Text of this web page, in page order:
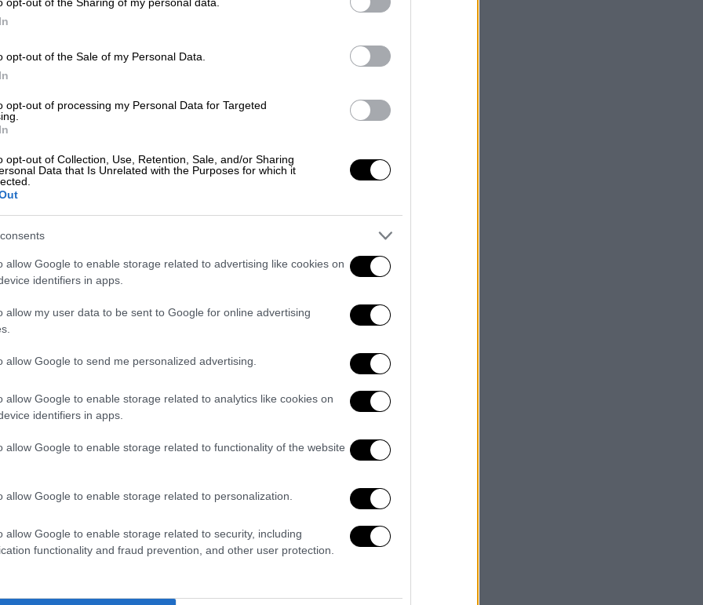
opt-out of the Sale of my Personal Data.
opt-out of processing my Personal Data for Targeted
opt-out of Collection, Use, Retention, Sale, and/or Sharing
Data that Is Unrelated with the Purposes for which it
allow Google to enable storage related to advertising like cookies on
identifiers in apps.
allow my user data to be sent to Google for online advertising
allow Google to send me personalized advertising.
allow Google to enable storage related to analytics like cookies on
identifiers in apps.
allow Google to enable storage related to functionality of the website
allow Google to enable storage related to personalization.
allow Google to enable storage related to security, including
functionality and fraud prevention, and other user protection.
από το φλεγόμενο κτίριο της Marfin,
μετά περιέγραφε πως μέσα σε λίγα
με μολότοφ, το κτίριο γέμισε καπνούς:
σπάνε την τζαμαρία του κάτω ορόφου,
ξέρω τι, αμέσως λαμπάδιασε, μέσα σε
που έβγαινα από την πόρτα. Η πόρτα
στο κουβούκλιο, να μείνω μέσα για
και δεν ήξερα αν θα άνοιγε για να βγω
“να καείτε”, “καλά να πάθετε” και
περιγράψει τους δράστες, στους
τα πάντα. Μία ξανθιά με κοτσίδα, ένας
και ένας εύσωμος, κατευθύνονται
ξεχωρίσει για κάποιο σκοπό.
την τζαμαρία και πετούν μέσα
επίθεσης δεν έχει επιβεβαιωθεί
συνελήφθη ο Θεόδωρος Σίψας 34
παραπέμφθηκαν σε δίκη. Το βούλευμα
αυτουργοί του εμπρησμού, τα οποία